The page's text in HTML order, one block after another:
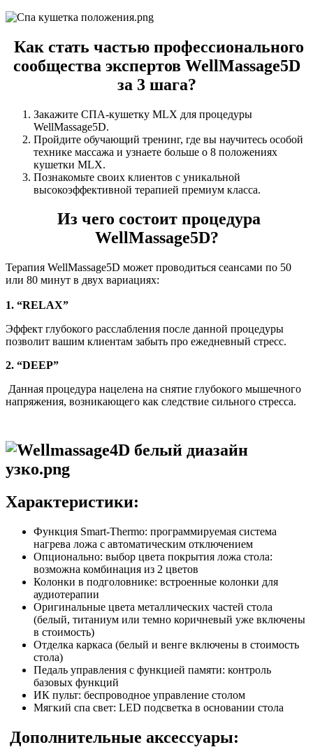
Как стать частью профессионального
сообщества экспертов WellMassage5D
за 3 шага?
Закажите СПА-кушетку MLX для процедуры
WellMassage5D.
Пройдите обучающий тренинг, где вы научитесь особой
технике массажа и узнаете больше о 8 положениях
кушетки MLX.
Познакомьте своих клиентов с уникальной
высокоэффективной терапией премиум класса.
Из чего состоит процедура
WellMassage5D?
Терапия WellMassage5D может проводиться сеансами по 50
или 80 минут в двух вариациях:
1. “RELAX”
Эффект глубокого расслабления после данной процедуры
позволит вашим клиентам забыть про ежедневный стресс.
2. “DEEP”
Данная процедура нацелена на снятие глубокого мышечного
напряжения, возникающего как следствие сильного стресса.
Характеристики:
Функция Smart-Thermo: программируемая система
нагрева ложа с автоматическим отключением
Опционально: выбор цвета покрытия ложа стола:
возможна комбинация из 2 цветов
Колонки в подголовнике: встроенные колонки для
аудиотерапии
Оригинальные цвета металлических частей стола
(белый, титаниум или темно коричневый уже включены
в стоимость)
Отделка каркаса (белый и венге включены в стоимость
стола)
Педаль управления с функцией памяти: контроль
базовых функций
ИК пульт: беспроводное управление столом
Мягкий спа свет: LED подсветка в основании стола
Дополнительные аксессуары: